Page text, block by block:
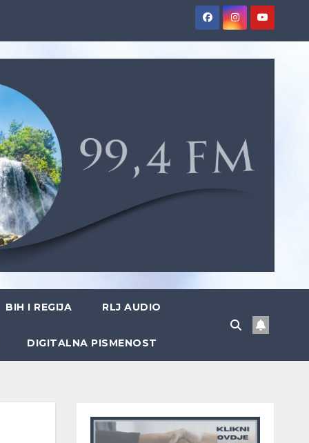
BIH I REGIJA RLJ AUDIO
DIGITALNA PISMENOST